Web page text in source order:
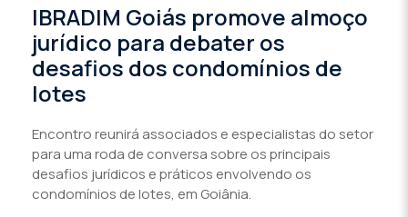
IBRADIM Goiás promove almoço
jurídico para debater os
desafios dos condomínios de
lotes
Encontro reunirá associados e especialistas do setor
para uma roda de conversa sobre os principais
desafios jurídicos e práticos envolvendo os
condomínios de lotes, em Goiânia.